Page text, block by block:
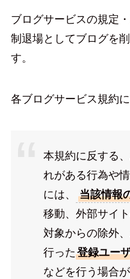
ブログサービスの規定
制退場としてブログを
す。
各ブログサービス規約
本規約に反する
れがある行為や
には、
当該情報
移動、外部サイ
対象からの除外
行った登録ユー
などを行う場合が